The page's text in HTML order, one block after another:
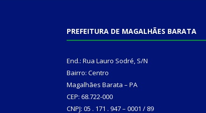
PREFEITURA DE MAGALHÃES BARATA
End.: Rua Lauro Sodré, S/N
Bairro: Centro
Magalhães Barata – PA
CEP: 68.722-000
CNPJ: 05 . 171 . 947 – 0001 / 89